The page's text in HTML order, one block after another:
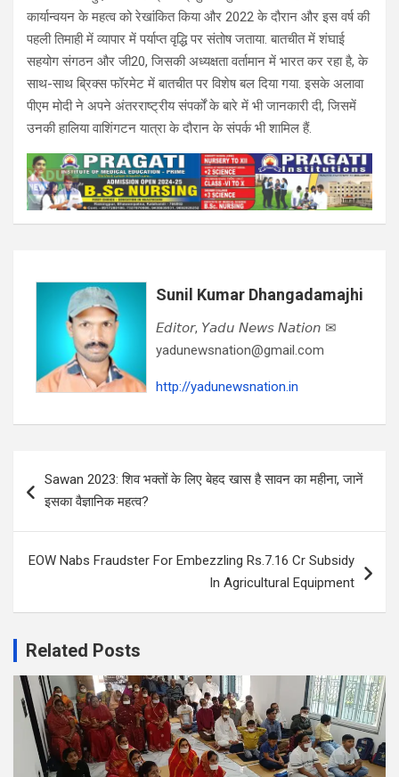
कार्यान्वयन के महत्व को रेखांकित किया और 2022 के दौरान और इस वर्ष की
पहली तिमाही में व्यापार में पर्याप्त वृद्धि पर संतोष जताया. बातचीत में शंघाई
सहयोग संगठन और जी20, जिसकी अध्यक्षता वर्तामान में भारत कर रहा है, के
साथ-साथ ब्रिक्स फॉरमेट में बातचीत पर विशेष बल दिया गया. इसके अलावा
पीएम मोदी ने अपने अंतरराष्ट्रीय संपर्कों के बारे में भी जानकारी दी, जिसमें
उनकी हालिया वाशिंगटन यात्रा के दौरान के संपर्क भी शामिल हैं.
Sunil Kumar Dhangadamajhi
𝘌𝘥𝘪𝘵𝘰𝘳, 𝘠𝘢𝘥𝘶 𝘕𝘦𝘸𝘴 𝘕𝘢𝘵𝘪𝘰𝘯 ✉
yadunewsnation@gmail.com
http://yadunewsnation.in
navigation
Sawan 2023: शिव भक्तों के लिए बेहद खास है सावन का महीना, जानें
इसका वैज्ञानिक महत्व?
EOW Nabs Fraudster For Embezzling Rs.7.16 Cr Subsidy
In Agricultural Equipment
Related Posts